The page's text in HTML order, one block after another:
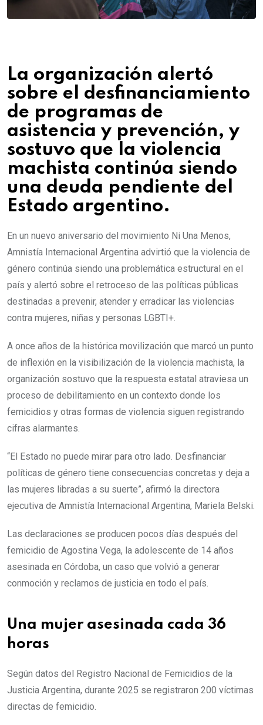
La organización alertó
sobre el desfinanciamiento
de programas de
asistencia y prevención, y
sostuvo que la violencia
machista continúa siendo
una deuda pendiente del
Estado argentino.
En un nuevo aniversario del movimiento Ni Una Menos,
Amnistía Internacional Argentina advirtió que la violencia de
género continúa siendo una problemática estructural en el
país y alertó sobre el retroceso de las políticas públicas
destinadas a prevenir, atender y erradicar las violencias
contra mujeres, niñas y personas LGBTI+.
A once años de la histórica movilización que marcó un punto
de inflexión en la visibilización de la violencia machista, la
organización sostuvo que la respuesta estatal atraviesa un
proceso de debilitamiento en un contexto donde los
femicidios y otras formas de violencia siguen registrando
cifras alarmantes.
“El Estado no puede mirar para otro lado. Desfinanciar
políticas de género tiene consecuencias concretas y deja a
las mujeres libradas a su suerte”, afirmó la directora
ejecutiva de Amnistía Internacional Argentina, Mariela Belski.
Las declaraciones se producen pocos días después del
femicidio de Agostina Vega, la adolescente de 14 años
asesinada en Córdoba, un caso que volvió a generar
conmoción y reclamos de justicia en todo el país.
Una mujer asesinada cada 36
horas
Según datos del Registro Nacional de Femicidios de la
Justicia Argentina, durante 2025 se registraron 200 víctimas
directas de femicidio.